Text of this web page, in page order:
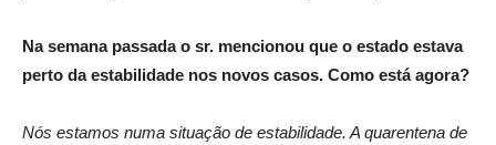
Na semana passada o sr. mencionou que o estado estava
perto da estabilidade nos novos casos. Como está agora?
Nós estamos numa situação de estabilidade. A quarentena de